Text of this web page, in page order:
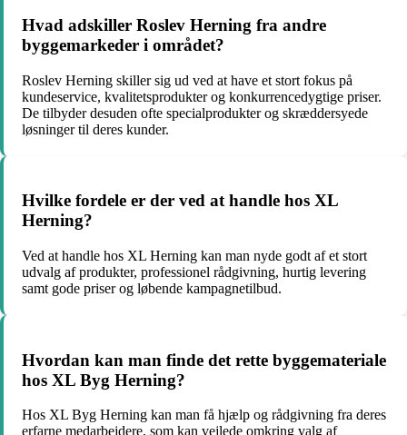
Hvad adskiller Roslev Herning fra andre
byggemarkeder i området?
Roslev Herning skiller sig ud ved at have et stort fokus på
kundeservice, kvalitetsprodukter og konkurrencedygtige priser.
De tilbyder desuden ofte specialprodukter og skræddersyede
løsninger til deres kunder.
Hvilke fordele er der ved at handle hos XL
Herning?
Ved at handle hos XL Herning kan man nyde godt af et stort
udvalg af produkter, professionel rådgivning, hurtig levering
samt gode priser og løbende kampagnetilbud.
Hvordan kan man finde det rette byggemateriale
hos XL Byg Herning?
Hos XL Byg Herning kan man få hjælp og rådgivning fra deres
erfarne medarbejdere, som kan vejlede omkring valg af